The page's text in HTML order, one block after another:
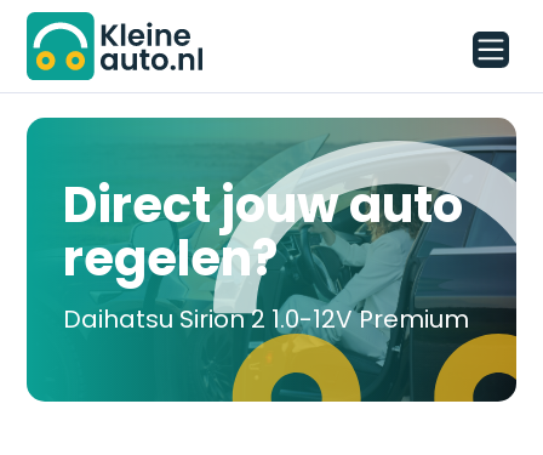
Direct jouw auto
regelen?
Daihatsu Sirion 2 1.0-12V Premium